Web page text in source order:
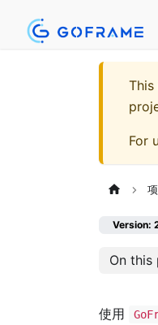
For
Version:
On this
使用